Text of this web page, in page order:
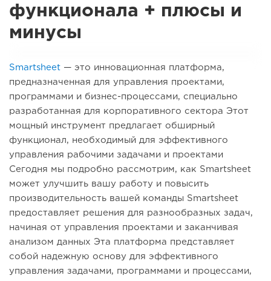
функционала + плюсы и
минусы
Smartsheet — это инновационная платформа,
предназначенная для управления проектами,
программами и бизнес-процессами, специально
разработанная для корпоративного сектора Этот
мощный инструмент предлагает обширный
функционал, необходимый для эффективного
управления рабочими задачами и проектами
Сегодня мы подробно рассмотрим, как Smartsheet
может улучшить вашу работу и повысить
производительность вашей команды Smartsheet
предоставляет решения для разнообразных задач,
начиная от управления проектами и заканчивая
анализом данных Эта платформа представляет
собой надежную основу для эффективного
управления задачами, программами и процессами,